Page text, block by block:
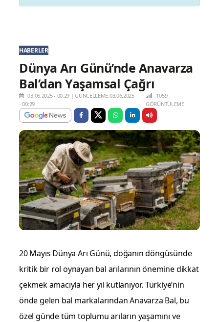
HABERLER
Dünya Arı Günü’nde Anavarza
Bal’dan Yaşamsal Çağrı
03.06.2025 - 00:29 |GÜNCELLEME:03.06.2025
- 00:29
1059
GÖRÜNTÜLEME
20 Mayıs Dünya Arı Günü, doğanın döngüsünde
kritik bir rol oynayan bal arılarının önemine dikkat
çekmek amacıyla her yıl kutlanıyor. Türkiye’nin
önde gelen bal markalarından Anavarza Bal, bu
özel günde tüm toplumu arıların yaşamını ve